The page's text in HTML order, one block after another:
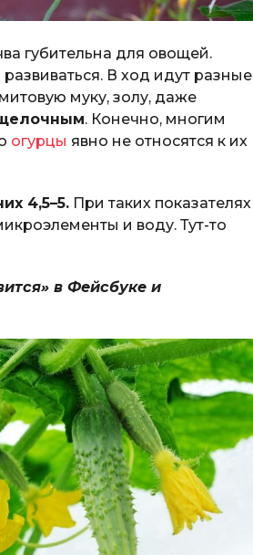
губительна для овощей.
В ход идут разные
муку, золу, даже
. Конечно, многим
огурцы явно не относятся к их
4,5–5. При таких показателях
и воду. Тут-то
в Фейсбуке и